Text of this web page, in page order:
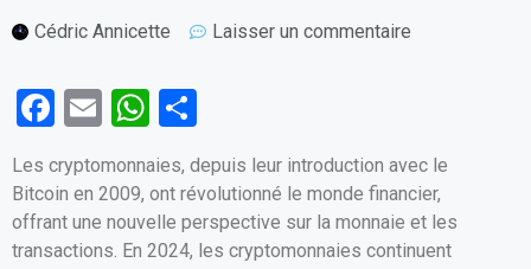
Cédric Annicette Laisser un commentaire
F
ce
b
o
E
ail
W
h
at
s
A
ar
ta
g
er
Les cryptomonnaies, depuis leur introduction avec le
Bitcoin en 2009, ont révolutionné le monde financier,
offrant une nouvelle perspective sur la monnaie et les
transactions. En 2024, les cryptomonnaies continuent